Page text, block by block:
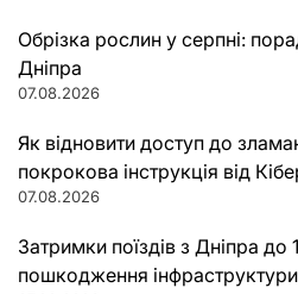
Обрізка рослин у серпні:
Дніпра
07.08.2026
Як відновити доступ до
покрокова інструкція від
07.08.2026
Затримки поїздів з Дніпра до
пошкодження інфраструктури